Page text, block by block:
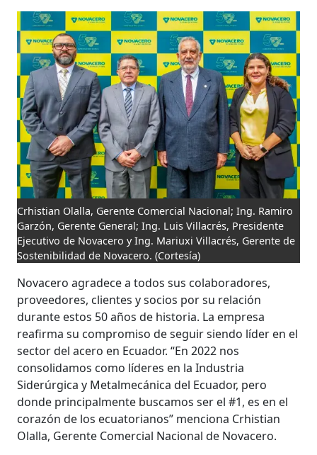
Crhistian Olalla, Gerente Comercial Nacional; Ing. Ramiro
Garzón, Gerente General; Ing. Luis Villacrés, Presidente
Ejecutivo de Novacero y Ing. Mariuxi Villacrés, Gerente de
Sostenibilidad de Novacero. (Cortesía)
Novacero agradece a todos sus colaboradores,
proveedores, clientes y socios por su relación
durante estos 50 años de historia. La empresa
reafirma su compromiso de seguir siendo líder en el
sector del acero en Ecuador. “En 2022 nos
consolidamos como líderes en la Industria
Siderúrgica y Metalmecánica del Ecuador, pero
donde principalmente buscamos ser el #1, es en el
corazón de los ecuatorianos” menciona Crhistian
Olalla, Gerente Comercial Nacional de Novacero.